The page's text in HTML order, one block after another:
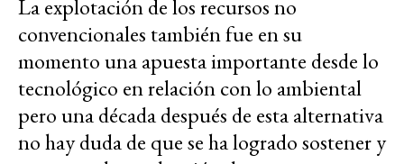
La explotación de los recursos no
convencionales también fue en su
momento una apuesta importante desde lo
tecnológico en relación con lo ambiental
pero una década después de esta alternativa
no hay duda de que se ha logrado sostener y